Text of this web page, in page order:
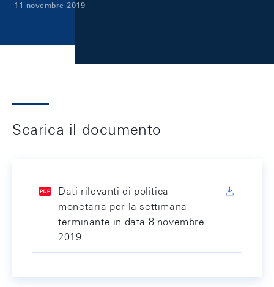
11 novembre 2019
Scarica il documento
Dati rilevanti di politica
monetaria per la settimana
terminante in data 8 novembre
2019